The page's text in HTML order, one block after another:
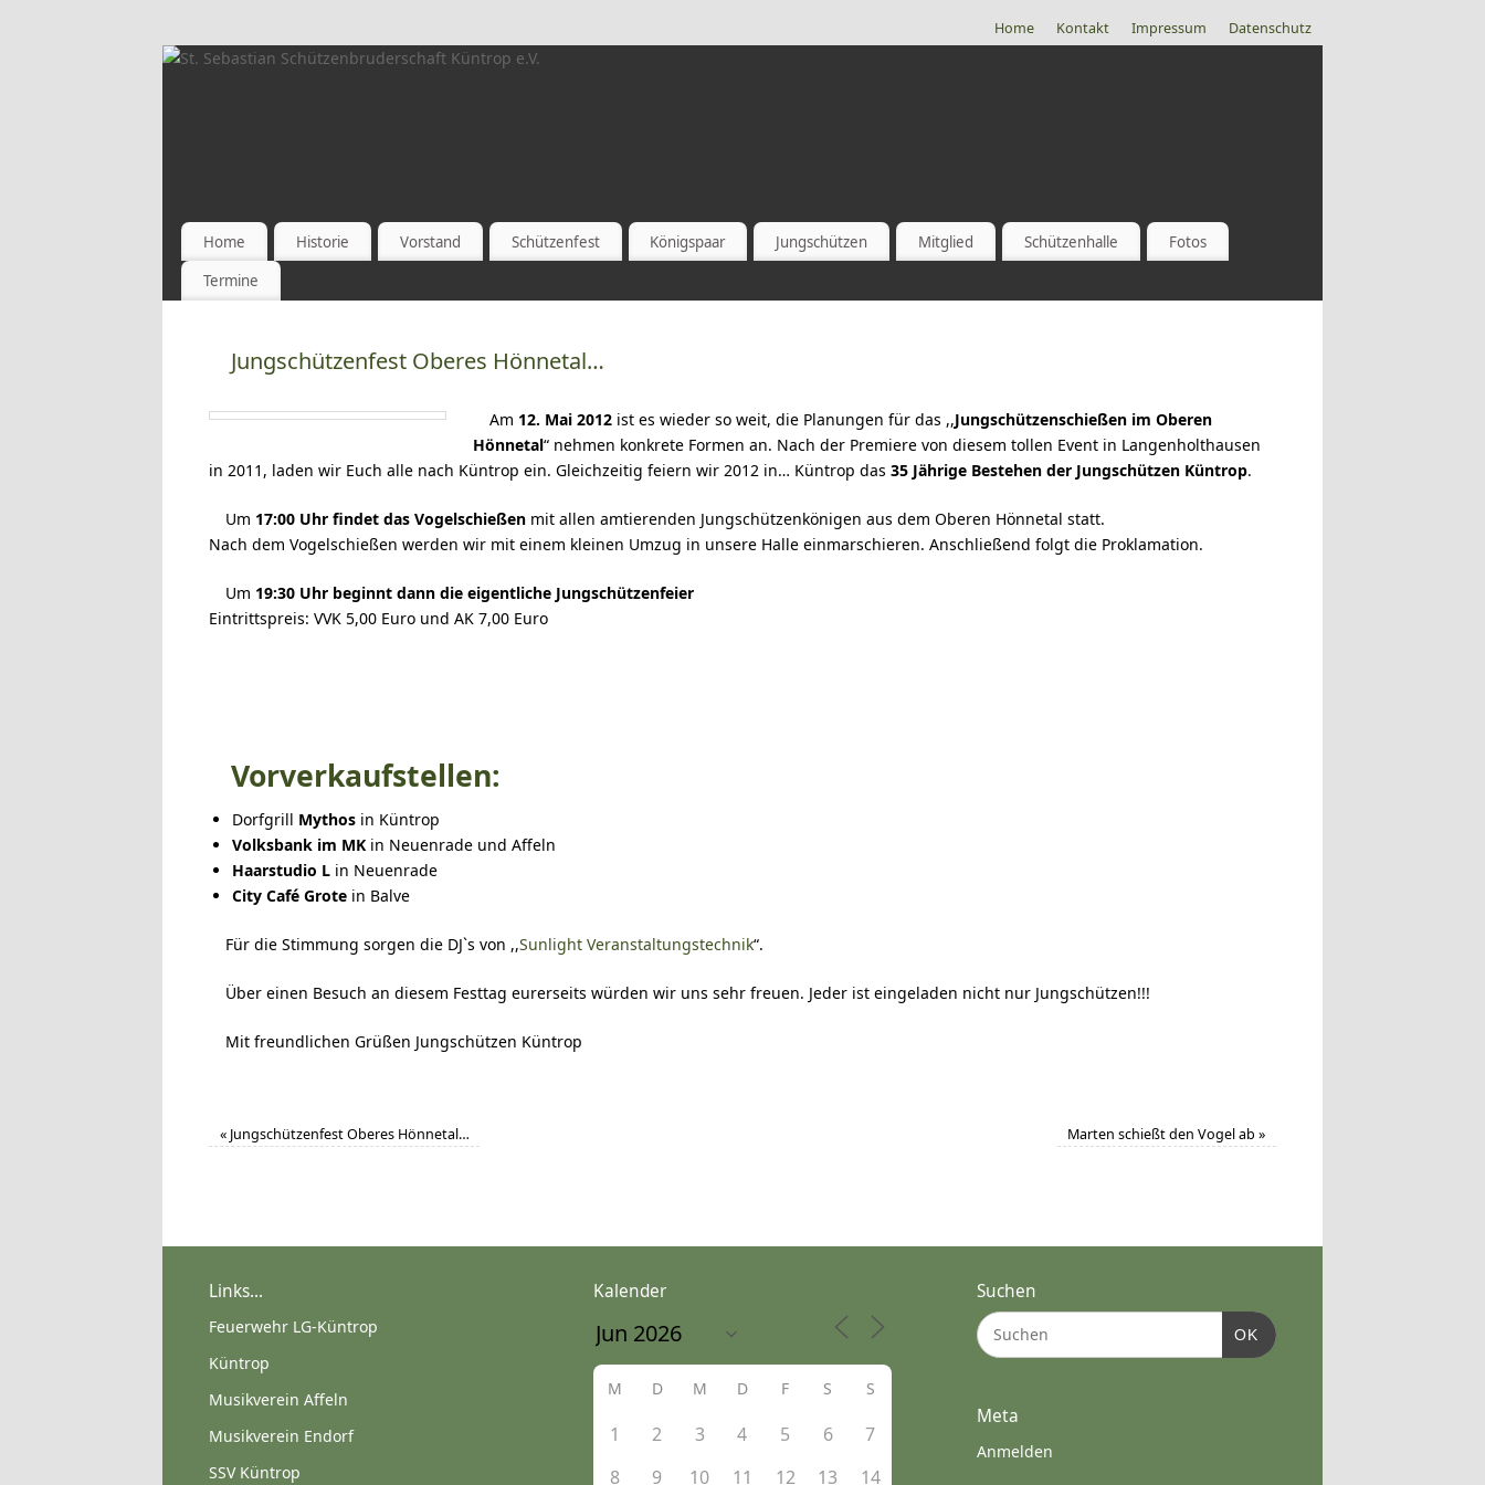
Home Kontakt Impressum Datenschutz
Home Historie Vorstand Schützenfest Königspaar Jungschützen Mitglied Schützenhalle
Fotos
Termine
Jungschützenfest Oberes Hönnetal…
Am 12. Mai 2012 ist es wieder so weit, die Planungen für das ,,Jungschützenschießen im Oberen
Hönnetal“ nehmen konkrete Formen an. Nach der Premiere von diesem tollen Event in Langenholthausen
in 2011, laden wir Euch alle nach Küntrop ein. Gleichzeitig feiern wir 2012 in… Küntrop das 35 Jährige Bestehen der Jungschützen Küntrop.
Um 17:00 Uhr findet das Vogelschießen mit allen amtierenden Jungschützenkönigen aus dem Oberen Hönnetal statt.
Nach dem Vogelschießen werden wir mit einem kleinen Umzug in unsere Halle einmarschieren. Anschließend folgt die Proklamation.
Um 19:30 Uhr beginnt dann die eigentliche Jungschützenfeier
Eintrittspreis: VVK 5,00 Euro und AK 7,00 Euro
Vorverkaufstellen:
Dorfgrill Mythos in Küntrop
Volksbank im MK in Neuenrade und Affeln
Haarstudio L in Neuenrade
City Café Grote in Balve
Für die Stimmung sorgen die DJ`s von ,,Sunlight Veranstaltungstechnik“.
Über einen Besuch an diesem Festtag eurerseits würden wir uns sehr freuen. Jeder ist eingeladen nicht nur Jungschützen!!!
Mit freundlichen Grüßen Jungschützen Küntrop
«Jungschützenfest Oberes Hönnetal… Marten schießt den Vogel ab»
Links...
Feuerwehr LG-Küntrop
Küntrop
Musikverein Affeln
Musikverein Endorf
SSV Küntrop
Kalender
M D M D F S S
1 2 3 4 5 6
7
8
9 10 11 12 13
14
Suchen
OK
Meta
Anmelden